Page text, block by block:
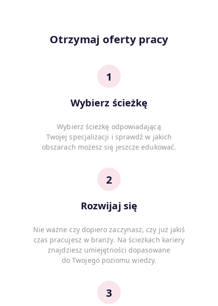
Otrzymaj oferty pracy
1
Wybierz ścieżkę
Wybierz ścieżkę odpowiadającą
Twojej specjalizacji i sprawdź w jakich
obszarach możesz się jeszcze edukować.
2
Rozwijaj się
Nie ważne czy dopiero zaczynasz, czy już jakiś
czas pracujesz w branży. Na ścieżkach kariery
znajdziesz umiejętności dopasowane
do Twojego poziomu wiedzy.
3